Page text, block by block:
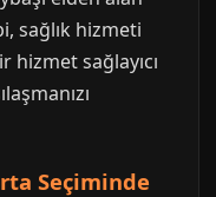
sağlık hizmeti
hizmet sağlayıcı
Seçiminde